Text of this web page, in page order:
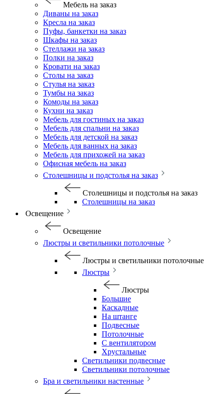
Мебель на заказ
Диваны на заказ
Кресла на заказ
Пуфы, банкетки на заказ
Шкафы на заказ
Стеллажи на заказ
Полки на заказ
Кровати на заказ
Столы на заказ
Стулья на заказ
Тумбы на заказ
Комоды на заказ
Кухни на заказ
Мебель для гостиных на заказ
Мебель для спальни на заказ
Мебель для детской на заказ
Мебель для ванных на заказ
Мебель для прихожей на заказ
Офисная мебель на заказ
Столешницы и подстолья на заказ
Столешницы и подстолья на заказ
Столешницы на заказ
Освещение
Освещение
Люстры и светильники потолочные
Люстры и светильники потолочные
Люстры
Люстры
Большие
Каскадные
На штанге
Подвесные
Потолочные
С вентилятором
Хрустальные
Светильники подвесные
Светильники потолочные
Бра и светильники настенные